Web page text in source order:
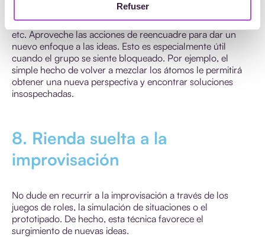
Refuser
humano sigue siempre un esquema rector: una secuencia
lógica, un orden cronológico, una distribución temática,
etc. Aproveche las acciones de reencuadre para dar un
nuevo enfoque a las ideas. Esto es especialmente útil
cuando el grupo se siente bloqueado. Por ejemplo, el
simple hecho de volver a mezclar los átomos le permitirá
obtener una nueva perspectiva y encontrar soluciones
insospechadas.
8. Rienda suelta a la
improvisación
No dude en recurrir a la improvisación a través de los
juegos de roles, la simulación de situaciones o el
prototipado. De hecho, esta técnica favorece el
surgimiento de nuevas ideas.